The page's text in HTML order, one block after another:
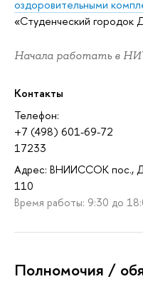
оздоровительными
«Студенческий городок
Начала работать в
Контакты
Телефон:
+7 (498) 601-69-72
17233
Адрес: ВНИИССОК пос.,
110
Время работы: 9:30 до
Полномочия /